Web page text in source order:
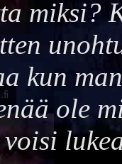
miksi?
kun
ole